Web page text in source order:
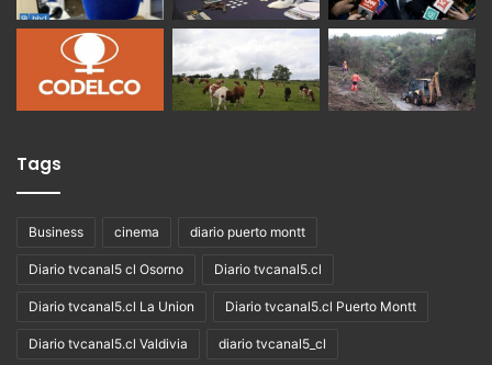
Tags
Business cinema diario puerto montt
Diario tvcanal5 cl Osorno Diario tvcanal5.cl
Diario tvcanal5.cl La Union Diario tvcanal5.cl Puerto Montt
Diario tvcanal5.cl Valdivia diario tvcanal5_cl